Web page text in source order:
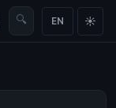
🔍 EN ☀